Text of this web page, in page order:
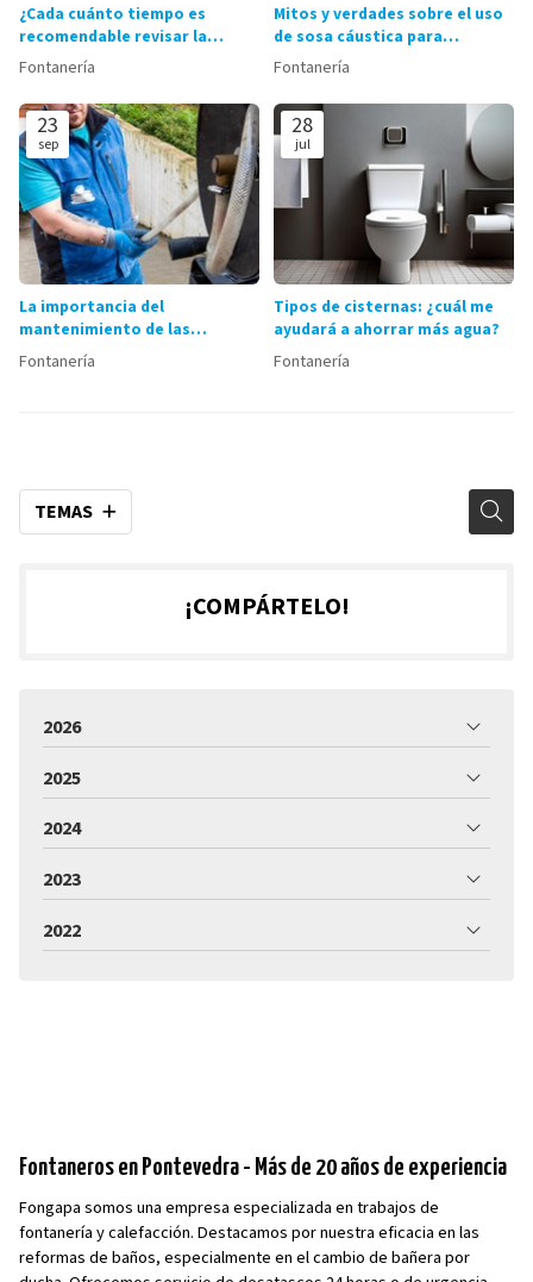
TEMAS
¿Cada cuánto tiempo es
recomendable revisar la
instalación de fontanería?
Fontanería
Mitos y verdades sobre el uso
de sosa cáustica para
desatascar tuberías
Fontanería
23
sep
La importancia del
mantenimiento de las
tuberías
Fontanería
28
jul
Tipos de cisternas: ¿cuál me
ayudará a ahorrar más agua?
Fontanería
¡COMPÁRTELO!
2026
2025
2024
2023
2022
Fontaneros en Pontevedra - Más de 20 años de experiencia
Fongapa somos una empresa especializada en trabajos de
fontanería y calefacción. Destacamos por nuestra eficacia en las
reformas de baños, especialmente en el cambio de bañera por